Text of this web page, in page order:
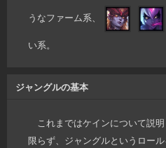
うなファーム系、
い系。
ジャングルの基本
これまではケインについて説
限らず、ジャングルというロー